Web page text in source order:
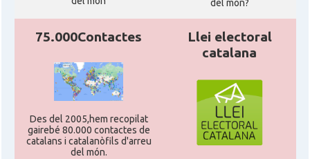
del mon?
75.000Contactes
Des del 2005,hem recopilat
gairebé 80.000 contactes de
catalans i catalanòfils d'arreu
del món.
Llei electoral
catalana